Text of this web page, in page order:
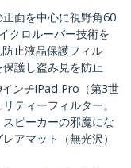
面を中心に視野角60
クロルーバー技術を
止液晶保護フィル
護し盗み見を防止
ンチiPad Pro（第3世
ティーフィルター。
ピーカーの邪魔にな
アマット（無光沢）